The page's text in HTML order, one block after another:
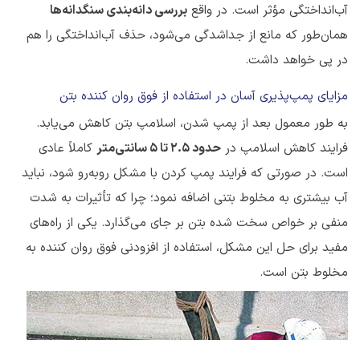
آب‌انداختگی مؤثر است. در واقع بررسی دانه‌بندی سنگدانه‌ها
همان‌طور که مانع از جداشدگی می‌شود، حذف آب‌انداختگی را هم
در پی خواهد داشت.
مزایای پمپ‌پذیری آسان در استفاده از فوق روان کننده بتن
به طور معمول بعد از پمپ شدن، اسلامپ بتن کاهش می‌یابد.
فرایند کاهش اسلامپ در حدود 2.5 تا 5 سانتی‌متر
کاملاً عادی
است. در صورتی که فرایند پمپ کردن با مشکل روبه‌رو شود، نباید
آب بیشتری به مخلوط بتنی اضافه نمود؛ چرا که تأثیرات به شدت
منفی بر خواص سخت شده بتن بر جای می‌گذارد. یکی از راه‌های
مفید برای حل این مشکل، استفاده از افزودنی فوق روان کننده به
مخلوط بتن است.